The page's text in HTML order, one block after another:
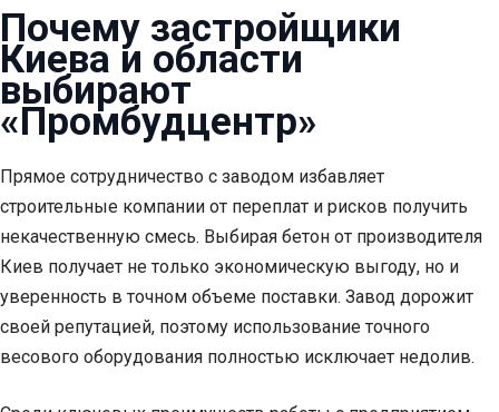
Почему застройщики
Киева и области
выбирают
«Промбудцентр»
Прямое сотрудничество с заводом избавляет
строительные компании от переплат и рисков получить
некачественную смесь. Выбирая бетон от производителя
Киев получает не только экономическую выгоду, но и
уверенность в точном объеме поставки. Завод дорожит
своей репутацией, поэтому использование точного
весового оборудования полностью исключает недолив.